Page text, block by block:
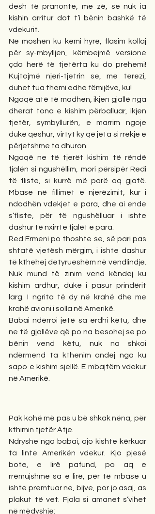
desh të pranonte, me zë, se nuk ia
kishin arritur dot t’i bënin bashkë të
vdekurit.
Në moshën ku kemi hyrë, flasim kollaj
për sy-mbylljen, këmbejmë versione
çdo herë të tjetërta ku do prehemi!
Kujtojmë njeri-tjetrin se, me terezi,
duhet tua themi edhe fëmijëve, ku!
Ngaqë atë të madhen, ikjen gjallë nga
dherat tona e kishim përballuar, ikjen
tjetër, symbyllurën, e marrim ngoje
duke qeshur, virtyt ky që jeta si rrekje e
përjetshme ta dhuron.
Ngaqë ne të tjerët kishim të rëndë
fjalën si ngushëllim, mori përsipër Redi
të fliste, si kurrë më parë aq gjatë.
Mbase në fillimet e njerëzimit, kur i
ndodhën vdekjet e para, dhe ai ende
s’fliste, për të ngushëlluar i ishte
dashur të nxirrte fjalët e para.
Red Ermeni po thoshte se, së pari pas
shtatë vjetësh mërgim, i ishte dashur
të kthehej detyrueshëm në vendlindje.
Nuk mund të zinim vend këndej ku
kishim ardhur, duke i pasur prindërit
larg. I ngrita të dy në krahë dhe me
krahë avioni i solla në Amerikë.
Babai ndërroi jetë sa erdhi këtu, dhe
ne të gjallëve që po na besohej se po
bënin vend këtu, nuk na shkoi
ndërmend ta kthenim andej nga ku
sapo e kishim sjellë. E mbajtëm vdekur
në Amerikë.
Pak kohë më pas u bë shkak nëna, për
kthimin tjetër Atje.
Ndryshe nga babai, ajo kishte kërkuar
ta linte Amerikën vdekur. Kjo pjesë
bote, e lirë pafund, po aq e
rrëmujshme sa e lirë, për të mbase u
ishte premtuar ne, bijve, por jo asaj, as
plakut të vet. Fjala si amanet s’vihet
në mëdyshje: